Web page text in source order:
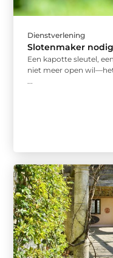
Dienstverlening
Slotenmaker
Een kapotte sleutel,
niet meer open
...